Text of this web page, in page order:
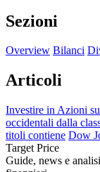
Sezioni
Overview Bilanci
Articoli
Investire in Azioni
occidentali dalla
titoli contiene Dow
Target Price
Guide, news e